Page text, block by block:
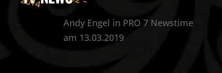
Andy Engel in PRO 7 Newstime
am 13.03.2019